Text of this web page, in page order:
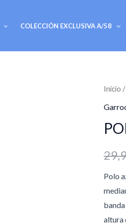
COLECCIÓN EXCLUSIVA A/58
Inicio /
Polo
altura
POLO
/